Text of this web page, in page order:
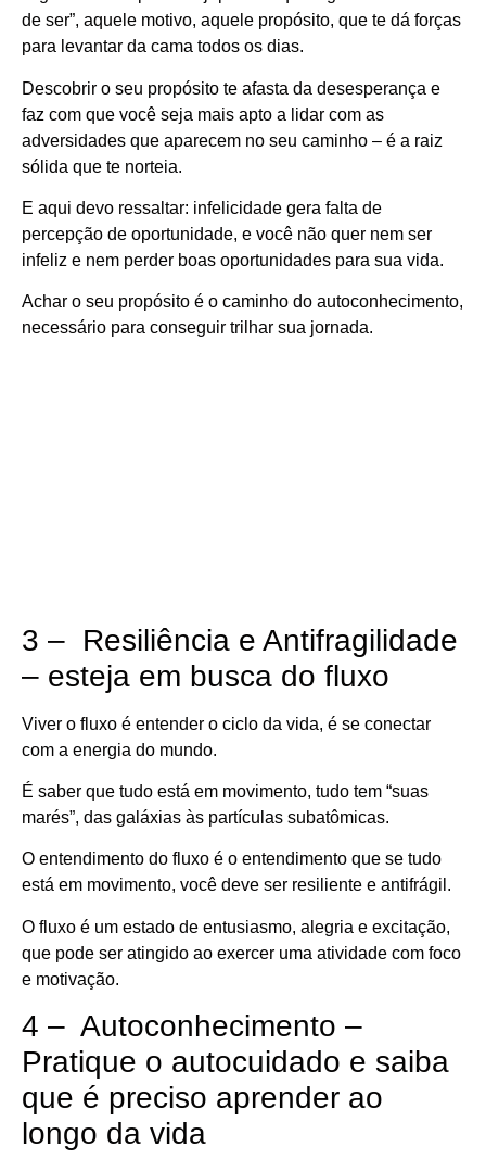
de ser”, aquele motivo, aquele propósito, que te dá forças
para levantar da cama todos os dias.
Descobrir o seu propósito te afasta da desesperança e
faz com que você seja mais apto a lidar com as
adversidades que aparecem no seu caminho – é a raiz
sólida que te norteia.
E aqui devo ressaltar: infelicidade gera falta de
percepção de oportunidade, e você não quer nem ser
infeliz e nem perder boas oportunidades para sua vida.
Achar o seu propósito é o caminho do autoconhecimento,
necessário para conseguir trilhar sua jornada.
3 – Resiliência e Antifragilidade
– esteja em busca do fluxo
Viver o fluxo é entender o ciclo da vida, é se conectar
com a energia do mundo.
É saber que tudo está em movimento, tudo tem “suas
marés”, das galáxias às partículas subatômicas.
O entendimento do fluxo é o entendimento que se tudo
está em movimento, você deve ser resiliente e antifrágil.
O fluxo é um estado de entusiasmo, alegria e excitação,
que pode ser atingido ao exercer uma atividade com foco
e motivação.
4 – Autoconhecimento –
Pratique o autocuidado e saiba
que é preciso aprender ao
longo da vida